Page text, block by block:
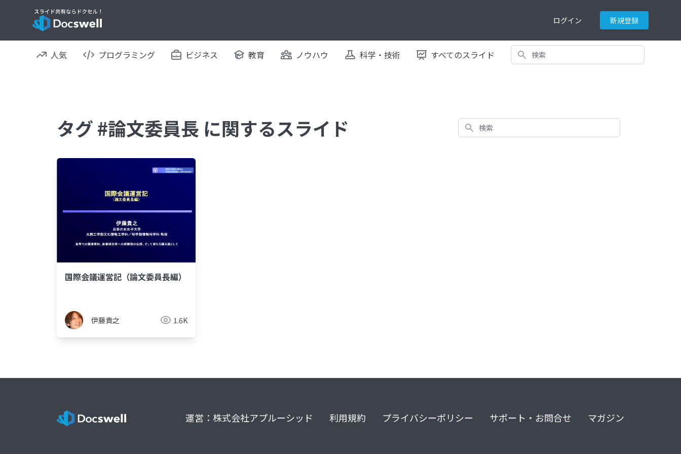
ログイン 新規登録
人気 プログラミング ビジネス 教育 ノウハウ 科学・技術 すべてのスライド 検索
タグ #論文委員長 に関するスライド 検索
国際会議運営記（論文委員長編）
伊藤貴之 1.6K
運営：株式会社アプルーシッド 利用規約 プライバシーポリシー サポート・お問合せ マガジン